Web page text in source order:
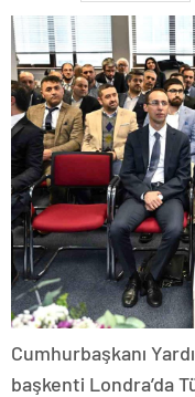
Cumhurbaşkanı
başkenti Londra’da